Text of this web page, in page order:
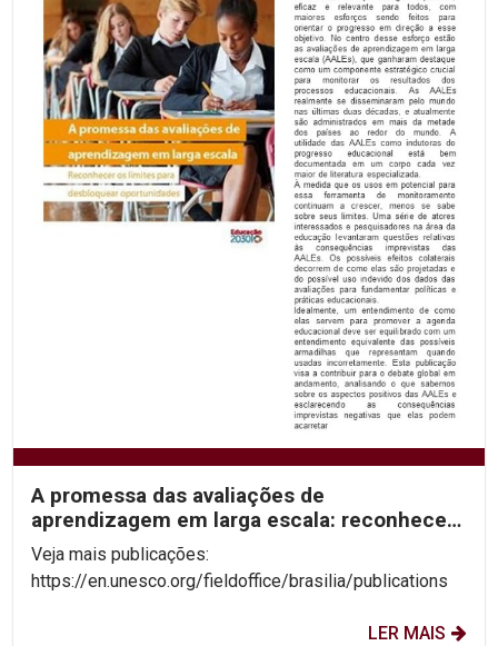
A promessa das avaliações de
aprendizagem em larga escala: reconhecer
os limites para desbloquear...
Veja mais publicações:
https://en.unesco.org/fieldoffice/brasilia/publications
LER MAIS